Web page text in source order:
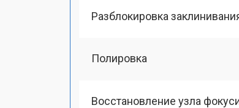
Разблокировка
Полировка
Восстановление узла